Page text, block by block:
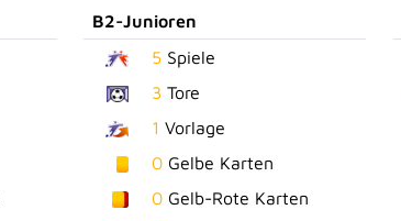
B2-Junioren
5 Spiele
3 Tore
1 Vorlage
0 Gelbe Karten
0 Gelb-Rote Karten